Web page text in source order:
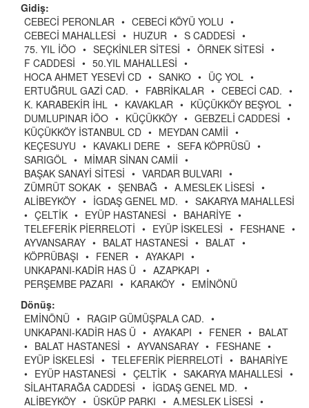
Gidiş:
CEBECİ PERONLAR • CEBECİ KÖYÜ YOLU •
CEBECİ MAHALLESİ • HUZUR • S CADDESİ •
75. YIL İÖO • SEÇKİNLER SİTESİ • ÖRNEK SİTESİ •
F CADDESİ • 50.YIL MAHALLESİ •
HOCA AHMET YESEVİ CD • SANKO • ÜÇ YOL •
ERTUĞRUL GAZİ CAD. • FABRİKALAR • CEBECİ CAD. •
K. KARABEKİR İHL • KAVAKLAR • KÜÇÜKKÖY BEŞYOL •
DUMLUPINAR İÖO • KÜÇÜKKÖY • GEBZELİ CADDESİ •
KÜÇÜKKÖY İSTANBUL CD • MEYDAN CAMİİ •
KEÇESUYU • KAVAKLI DERE • SEFA KÖPRÜSÜ •
SARIGÖL • MİMAR SİNAN CAMİİ •
BAŞAK SANAYİ SİTESİ • VARDAR BULVARI •
ZÜMRÜT SOKAK • ŞENBAĞ • A.MESLEK LİSESİ •
ALİBEYKÖY • İGDAŞ GENEL MD. • SAKARYA MAHALLESİ
• ÇELTİK • EYÜP HASTANESİ • BAHARİYE •
TELEFERİK PİERRELOTİ • EYÜP İSKELESİ • FESHANE •
AYVANSARAY • BALAT HASTANESİ • BALAT •
KÖPRÜBAŞI • FENER • AYAKAPI •
UNKAPANI-KADİR HAS Ü • AZAPKAPI •
PERŞEMBE PAZARI • KARAKÖY • EMİNÖNÜ
Dönüş:
EMİNÖNÜ • RAGIP GÜMÜŞPALA CAD. •
UNKAPANI-KADİR HAS Ü • AYAKAPI • FENER • BALAT
• BALAT HASTANESİ • AYVANSARAY • FESHANE •
EYÜP İSKELESİ • TELEFERİK PİERRELOTİ • BAHARİYE
• EYÜP HASTANESİ • ÇELTİK • SAKARYA MAHALLESİ •
SİLAHTARAĞA CADDESİ • İGDAŞ GENEL MD. •
ALİBEYKÖY • ÜSKÜP PARKI • A.MESLEK LİSESİ •